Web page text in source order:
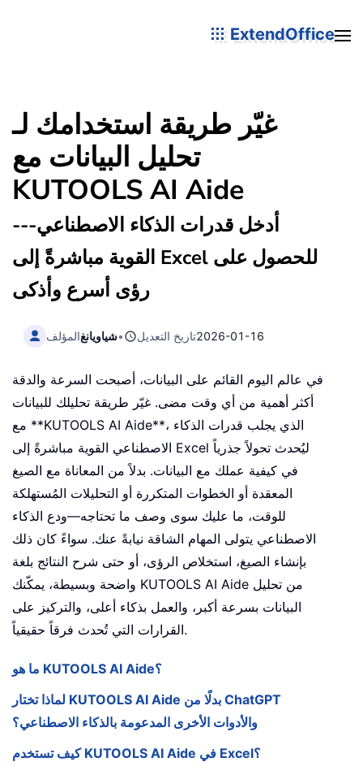
ExtendOffice
غيّر طريقة استخدامك لـ
تحليل البيانات مع
KUTOOLS AI Aide
---أدخل قدرات الذكاء الاصطناعي
القوية مباشرةً إلى Excel للحصول على
رؤى أسرع وأذكى
المؤلفشياويانغ• تاريخ التعديل2026-01-16
في عالم اليوم القائم على البيانات، أصبحت السرعة والدقة
أكثر أهمية من أي وقت مضى. غيّر طريقة تحليلك للبيانات
مع **KUTOOLS AI Aide**، الذي يجلب قدرات الذكاء
الاصطناعي القوية مباشرةً إلى Excel ليُحدث تحولاً جذرياً
في كيفية عملك مع البيانات. بدلاً من المعاناة مع الصيغ
المعقدة أو الخطوات المتكررة أو التحليلات المُستهلكة
للوقت، ما عليك سوى وصف ما تحتاجه—ودع الذكاء
الاصطناعي يتولى المهام الشاقة نيابةً عنك. سواءً كان ذلك
بإنشاء الصيغ، استخلاص الرؤى، أو حتى شرح النتائج بلغة
واضحة وبسيطة، يمكّنك KUTOOLS AI Aide من تحليل
البيانات بسرعة أكبر، والعمل بذكاء أعلى، والتركيز على
القرارات التي تُحدث فرقاً حقيقياً.
ما هو KUTOOLS AI Aide؟
لماذا تختار KUTOOLS AI Aide بدلًا من ChatGPT
والأدوات الأخرى المدعومة بالذكاء الاصطناعي؟
كيف تستخدم KUTOOLS AI Aide في Excel؟